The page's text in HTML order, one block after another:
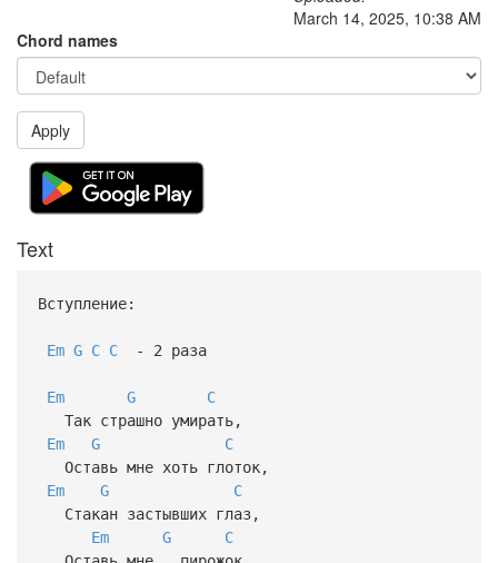
March 14, 2025, 10:38 AM
Chord names
Apply
Text
Вступление:
Em G C C- 2 раза
Em G
C
Так страшно умирать,
Em
G
C
Оставь мне хоть глоток,
Em
G
C
Стакан застывших глаз,
Em
G
C